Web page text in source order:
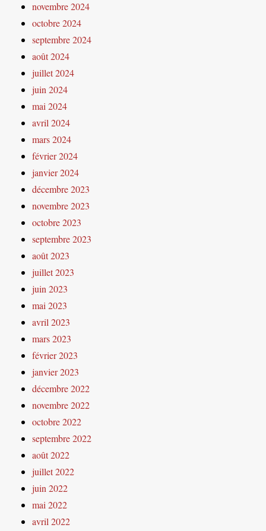
novembre 2024
octobre 2024
septembre 2024
août 2024
juillet 2024
juin 2024
mai 2024
avril 2024
mars 2024
février 2024
janvier 2024
décembre 2023
novembre 2023
octobre 2023
septembre 2023
août 2023
juillet 2023
juin 2023
mai 2023
avril 2023
mars 2023
février 2023
janvier 2023
décembre 2022
novembre 2022
octobre 2022
septembre 2022
août 2022
juillet 2022
juin 2022
mai 2022
avril 2022